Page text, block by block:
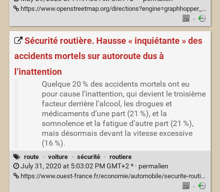
https://www.openstreetmap.org/directions?engine=graphhopper_foot&route=47.16943%2C-1.65507%3B47.16893%2C-1.65600#map=19/47.16883/-1.65568
·
Sécurité routière. Hausse « inquiétante » des
accidents mortels sur autoroute dus à
l’inattention
Quelque 20 % des accidents mortels ont eu
pour cause l’inattention, qui devient le troisième
facteur derrière l’alcool, les drogues et
médicaments d’une part (21 %), et la
somnolence et la fatigue d’autre part (21 %),
mais désormais devant la vitesse excessive
(16 %).
route · voiture · sécurité · routiere
July 31, 2020 at 5:03:02 PM GMT+2 * · permalien
https://www.ouest-france.fr/economie/automobile/securite-routiere-hausse-inquietante-des-accidents-mortels-sur-autoroute-dus-a-l-inattention-6917030
·